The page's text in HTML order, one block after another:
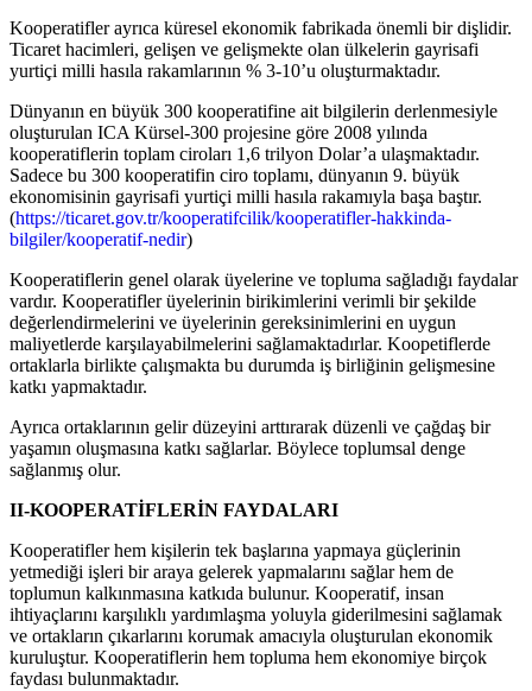
Kooperatifler ayrıca küresel ekonomik fabrikada önemli bir dişlidir.
Ticaret hacimleri, gelişen ve gelişmekte olan ülkelerin gayrisafi
yurtiçi milli hasıla rakamlarının % 3-10’u oluşturmaktadır.
Dünyanın en büyük 300 kooperatifine ait bilgilerin derlenmesiyle
oluşturulan ICA Kürsel-300 projesine göre 2008 yılında
kooperatiflerin toplam ciroları 1,6 trilyon Dolar’a ulaşmaktadır.
Sadece bu 300 kooperatifin ciro toplamı, dünyanın 9. büyük
ekonomisinin gayrisafi yurtiçi milli hasıla rakamıyla başa baştır.
(https://ticaret.gov.tr/kooperatifcilik/kooperatifler-hakkinda-
bilgiler/kooperatif-nedir)
Kooperatiflerin genel olarak üyelerine ve topluma sağladığı faydalar
vardır. Kooperatifler üyelerinin birikimlerini verimli bir şekilde
değerlendirmelerini ve üyelerinin gereksinimlerini en uygun
maliyetlerde karşılayabilmelerini sağlamaktadırlar. Koopetiflerde
ortaklarla birlikte çalışmakta bu durumda iş birliğinin gelişmesine
katkı yapmaktadır.
Ayrıca ortaklarının gelir düzeyini arttırarak düzenli ve çağdaş bir
yaşamın oluşmasına katkı sağlarlar. Böylece toplumsal denge
sağlanmış olur.
II-KOOPERATİFLERİN FAYDALARI
Kooperatifler hem kişilerin tek başlarına yapmaya güçlerinin
yetmediği işleri bir araya gelerek yapmalarını sağlar hem de
toplumun kalkınmasına katkıda bulunur. Kooperatif, insan
ihtiyaçlarını karşılıklı yardımlaşma yoluyla giderilmesini sağlamak
ve ortakların çıkarlarını korumak amacıyla oluşturulan ekonomik
kuruluştur. Kooperatiflerin hem topluma hem ekonomiye birçok
faydası bulunmaktadır.